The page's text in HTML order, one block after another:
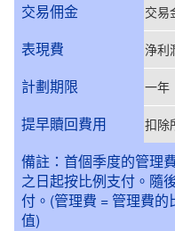
交易佣金 交易
表現費 浄利
計劃期限 一年
提早贖回費用 扣除
備註：首個季度的管理
之日起按比例支付。隨
付。(管理費 = 管理費
值)